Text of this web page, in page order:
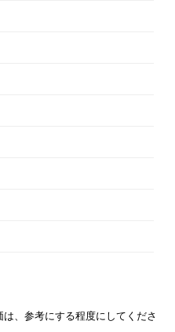
、参考にする程度にしてくださ